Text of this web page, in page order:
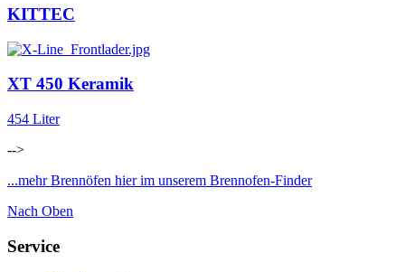
KITTEC
XT 450 Keramik
454 Liter
-->
...mehr Brennöfen hier im unserem Brennofen-Finder
Nach Oben
Service